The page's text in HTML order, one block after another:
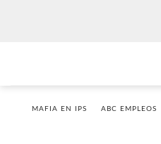
MAFIA EN IPS ABC EMPLEOS